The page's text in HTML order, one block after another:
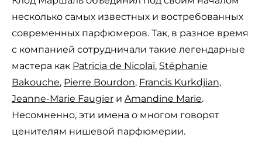
несколько самых известных и востребованных
современных парфюмеров. Так, в разное время
с компанией сотрудничали такие легендарные
мастера как Patricia de Nicolaï, Stéphanie
Bakouche, Pierre Bourdon, Francis Kurkdjian,
Jeanne-Marie Faugier и Amandine Marie.
Несомненно, эти имена о многом говорят
ценителям нишевой парфюмерии.